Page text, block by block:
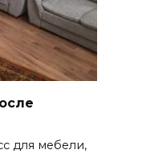
для мебели,